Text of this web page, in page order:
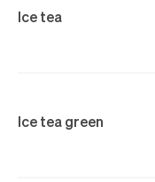
Ice tea
Ice tea green